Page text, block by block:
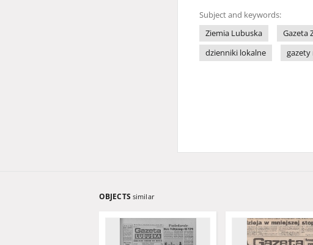
Subject and keywords:
Ziemia Lubuska
Gazeta
dzienniki lokalne
gazety
OBJECTS similar